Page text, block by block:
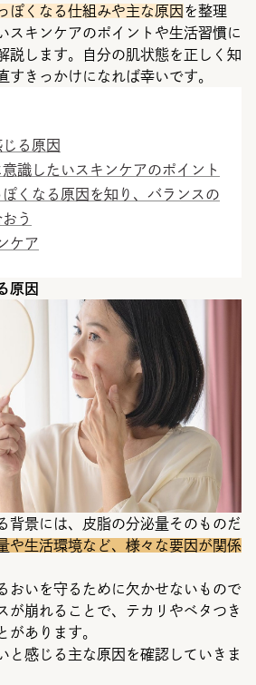
ぽくなる仕組みや主な原因 を整理
スキンケアのポイントや生活習慣に
説します。自分の肌状態を正しく知
すきっかけになれば幸いです。
る原因
識したいスキンケアのポイント
くなる原因を知り、バランスの
う
ケア
原因
背景には、皮脂の分泌量そのものだ
や生活環境など、様々な要因が関係
おいを守るために欠かせないもので
が崩れることで、テカリやベタつき
があります。
と感じる主な原因を確認していきま